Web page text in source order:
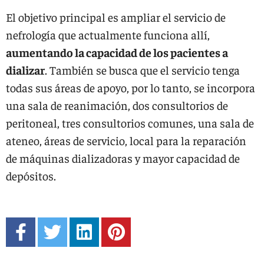
El objetivo principal es ampliar el servicio de
nefrología que actualmente funciona allí,
aumentando la capacidad de los pacientes a
dializar. También se busca que el servicio tenga
todas sus áreas de apoyo, por lo tanto, se incorpora
una sala de reanimación, dos consultorios de
peritoneal, tres consultorios comunes, una sala de
ateneo, áreas de servicio, local para la reparación
de máquinas dializadoras y mayor capacidad de
depósitos.